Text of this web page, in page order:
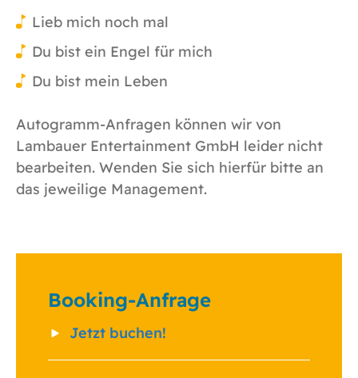
Lieb mich noch mal
Du bist ein Engel für mich
Du bist mein Leben
Autogramm-Anfragen können wir von
Lambauer Entertainment GmbH leider nicht
bearbeiten. Wenden Sie sich hierfür bitte an
das jeweilige Management.
Booking-Anfrage
Jetzt buchen!